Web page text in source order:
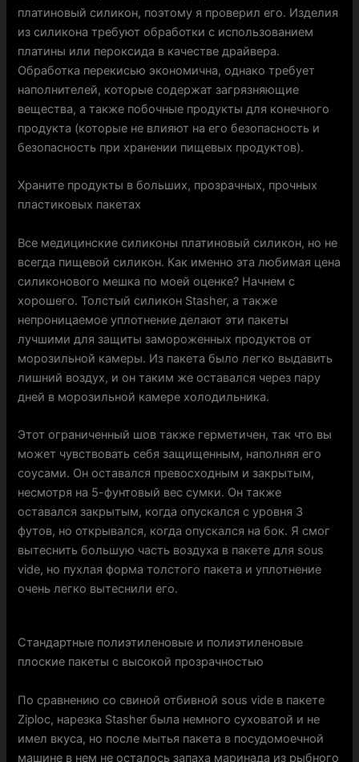
платиновый силикон, поэтому я проверил его. Изделия
из силикона требуют обработки с использованием
платины или пероксида в качестве драйвера.
Обработка перекисью экономична, однако требует
наполнителей, которые содержат загрязняющие
вещества, а также побочные продукты для конечного
продукта (которые не влияют на его безопасность и
безопасность при хранении пищевых продуктов).
Храните продукты в больших, прозрачных, прочных
пластиковых пакетах
Все медицинские силиконы платиновый силикон, но не
всегда пищевой силикон. Как именно эта любимая цена
силиконового мешка по моей оценке? Начнем с
хорошего. Толстый силикон Stasher, а также
непроницаемое уплотнение делают эти пакеты
лучшими для защиты замороженных продуктов от
морозильной камеры. Из пакета было легко выдавить
лишний воздух, и он таким же оставался через пару
дней в морозильной камере холодильника.
Этот ограниченный шов также герметичен, так что вы
может чувствовать себя защищенным, наполняя его
соусами. Он оставался превосходным и закрытым,
несмотря на 5-фунтовый вес сумки. Он также
оставался закрытым, когда опускался с уровня 3
футов, но открывался, когда опускался на бок. Я смог
вытеснить большую часть воздуха в пакете для sous
vide, но пухлая форма толстого пакета и уплотнение
очень легко вытеснили его.
Стандартные полиэтиленовые и полиэтиленовые
плоские пакеты с высокой прозрачностью
По сравнению со свиной отбивной sous vide в пакете
Ziploc, нарезка Stasher была немного суховатой и не
имел вкуса, но после мытья пакета в посудомоечной
машине в нем не осталось запаха маринада из рыбного